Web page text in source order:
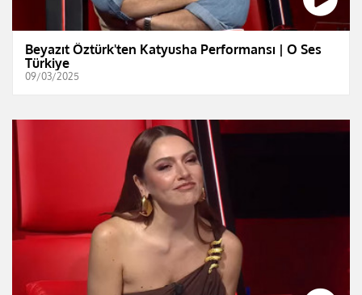
Beyazıt Öztürk'ten Katyusha Performansı | O Ses
Türkiye
09/03/2025